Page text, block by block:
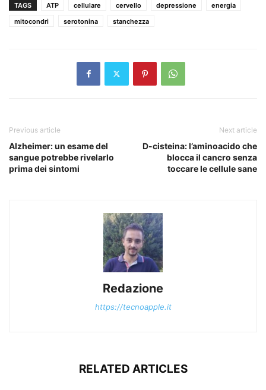
TAGS ATP cellulare cervello depressione
energia
mitocondri
serotonina stanchezza
Previous article
Alzheimer: un esame del
sangue potrebbe rivelarlo
prima dei sintomi
Next article
D-cisteina: l’aminoacido che
blocca il cancro senza
toccare le cellule sane
Redazione
https://tecnoapple.it
RELATED ARTICLES